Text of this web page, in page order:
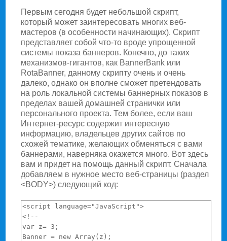
Первым сегодня будет небольшой скрипт,
который может заинтересовать многих веб-
мастеров (в особенности начинающих). Скрипт
представляет собой что-то вроде упрощенной
системы показа баннеров. Конечно, до таких
механизмов-гигантов, как BannerBank или
RotaBanner, данному скрипту очень и очень
далеко, однако он вполне сможет претендовать
на роль локальной системы баннерных показов в
пределах вашей домашней странички или
персонального проекта. Тем более, если ваш
Интернет-ресурс содержит интересную
информацию, владельцев других сайтов по
схожей тематике, желающих обменяться с вами
баннерами, наверняка окажется много. Вот здесь
вам и придет на помощь данный скрипт. Сначала
добавляем в нужное место веб-страницы (раздел
<BODY>) следующий код:
<script language="JavaScript">
<!--
var z= 3;
Banner = new Array(z);